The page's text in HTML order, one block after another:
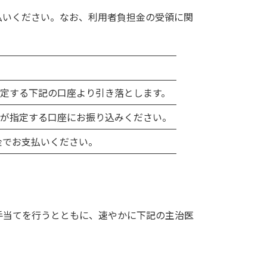
ください。なお、利用者負担金の受領に関
る下記の口座より引き落とします。
定する口座にお振り込みください。
お支払いください。
てを行うとともに、速やかに下記の主治医